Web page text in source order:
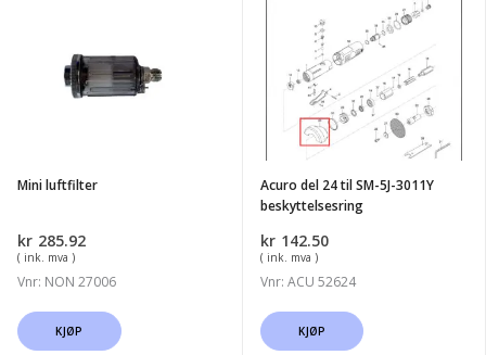
Mini luftfilter
kr 285.92
( ink. mva )
Vnr: NON 27006
KJØP
3011Y
beskyttelsesring
Acuro del 24 til SM-5J-3011Y
beskyttelsesring
kr 142.50
( ink. mva )
Vnr: ACU 52624
KJØP